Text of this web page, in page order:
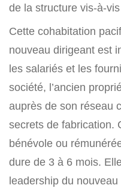
de la structure vis-à-
Cette cohabitation
nouveau dirigeant est
les salariés et les
société, l’ancien
auprès de son réseau
secrets de fabrication.
bénévole ou
dure de 3 à 6 mois.
leadership du